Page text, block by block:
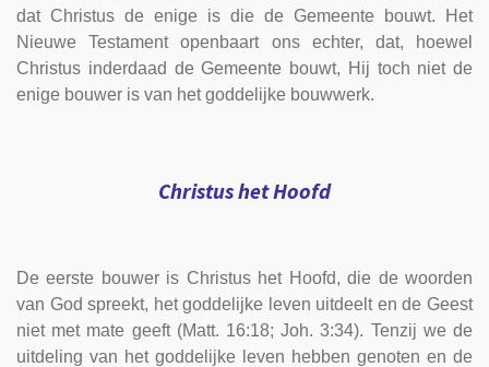
dat Christus de enige is die de Gemeente bouwt. Het
Nieuwe Testament openbaart ons echter, dat, hoewel
Christus inderdaad de Gemeente bouwt, Hij toch niet de
enige bouwer is van het goddelijke bouwwerk.
Christus het Hoofd
De eerste bouwer is Christus het Hoofd, die de woorden
van God spreekt, het goddelijke leven uitdeelt en de Geest
niet met mate geeft (Matt. 16:18; Joh. 3:34). Tenzij we de
uitdeling van het goddelijke leven hebben genoten en de